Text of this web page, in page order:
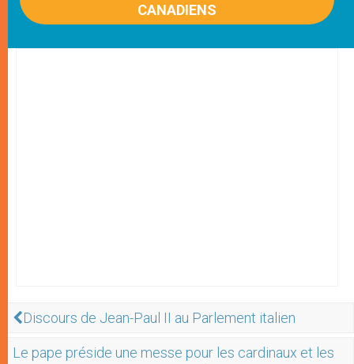
CANADIENS
Discours de Jean-Paul II au Parlement italien
Le pape préside une messe pour les cardinaux et les